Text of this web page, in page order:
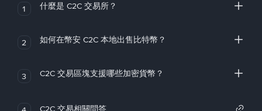
1 什麼是 C2C 交易所？
2 如何在幣安 C2C 本地出售比特幣？
3 C2C 交易區塊支援哪些加密貨幣？
C2C 交易相關問答